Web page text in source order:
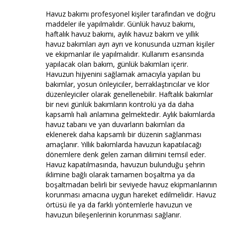
Havuz bakımı profesyonel kişiler tarafından ve doğru
maddeler ile yapılmalıdır. Günlük havuz bakımı,
haftalık havuz bakımı, aylık havuz bakım ve yıllık
havuz bakımları ayrı ayrı ve konusunda uzman kişiler
ve ekipmanlar ile yapılmalıdır. Kullanım esansında
yapılacak olan bakım, günlük bakımları içerir.
Havuzun hijyenini sağlamak amacıyla yapılan bu
bakımlar, yosun önleyiciler, berraklaştırıcılar ve klor
düzenleyiciler olarak genellenebilir. Haftalık bakımlar
bir nevi günlük bakımların kontrolü ya da daha
kapsamlı hali anlamına gelmektedir. Aylık bakımlarda
havuz tabanı ve yan duvarların bakımları da
eklenerek daha kapsamlı bir düzenin sağlanması
amaçlanır. Yıllık bakımlarda havuzun kapatılacağı
dönemlere denk gelen zaman dilimini temsil eder.
Havuz kapatılmasında, havuzun bulunduğu şehrin
iklimine bağlı olarak tamamen boşaltma ya da
boşaltmadan belirli bir seviyede havuz ekipmanlarının
korunması amacına uygun hareket edilmelidir. Havuz
örtüsü ile ya da farklı yöntemlerle havuzun ve
havuzun bileşenlerinin korunması sağlanır.